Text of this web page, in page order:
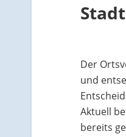
Der
und
Aktuell
bereits